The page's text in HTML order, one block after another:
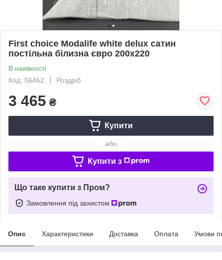
First choice Modalife white delux сатин
постільна білизна євро 200х220
В наявності
Код: 56462
Роздріб
3 465 ₴
Купити
або
Купити з
Що таке купити з Пром?
Замовлення під захистом
Опис Характеристики Доставка Оплата Умови